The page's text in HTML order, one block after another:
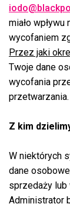
miało
wycofaniem
Przez jaki
Twoje dane
wycofania
przetwarzania.
Z kim
W niektórych
dane
sprzedaży lub
Administrator